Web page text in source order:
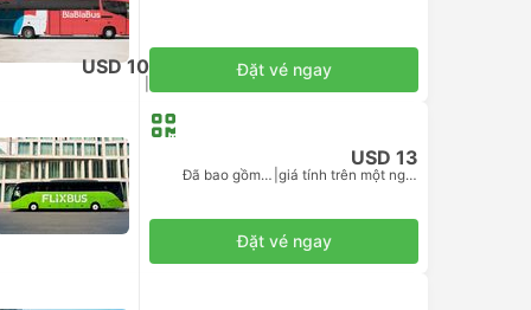
USD 10
Đã bao gồm thuế
giá tính trên một người lớn
Đặt vé ngay
USD 13
Đã bao gồm thuế | giá tính trên một người lớn
Đặt vé ngay